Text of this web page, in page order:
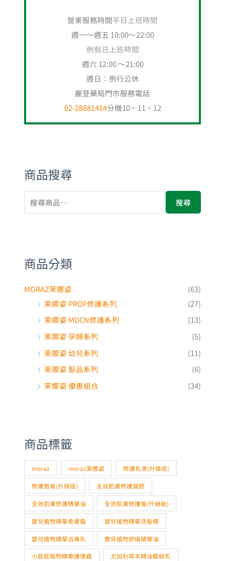
營業服務時間平日上班時間
週一～週五 10:00～22:00
例假日上班時間
週六 12:00 ～21:00
週日：例行公休
麗登藥局門市服務電話
02-28881414分機10、11、12
商品搜尋
搜尋
商品分類
MORAZ茉娜姿
(63)
茉娜姿 PROF修護系列
(27)
茉娜姿 MDCN修護系列
(13)
茉娜姿 孕婦系列
(5)
茉娜姿 幼兒系列
(11)
茉娜姿 髮品系列
(6)
茉娜姿 優惠組合
(34)
商品標籤
moraz moraz茉娜姿 修護乳液(升級版)
修護唇膏(升級版) 全效肌膚修護凝膠
全效肌膚修護精華油 全效肌膚修護膏(升級版)
嬰兒植物精華柔膚霜 嬰兒植物精華洗髮精
嬰兒植物精華浴膚乳 寶貝植物舒緩精華油
小屁屁植物精華護理霜 尤加利草本精油驅蚊乳